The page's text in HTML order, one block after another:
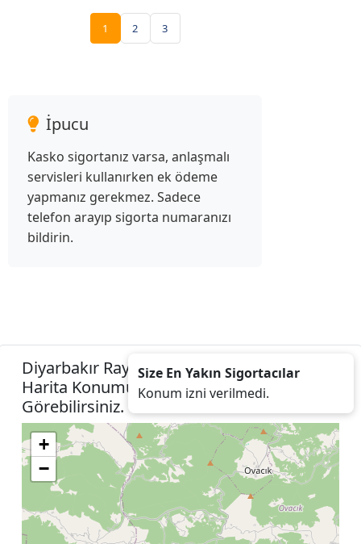
1 2 3
İpucu
Kasko sigortanız varsa, anlaşmalı
servisleri kullanırken ek ödeme
yapmanız gerekmez. Sadece
telefon arayıp sigorta numaranızı
bildirin.
Diyarbakır Ray Sigorta Acenteleri Listesini
Harita Konumunuza İzin Vererek
Görebilirsiniz.
+
−
Size En Yakın Sigortacılar
Konum izni verilmedi.